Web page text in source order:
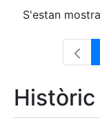
S'estan